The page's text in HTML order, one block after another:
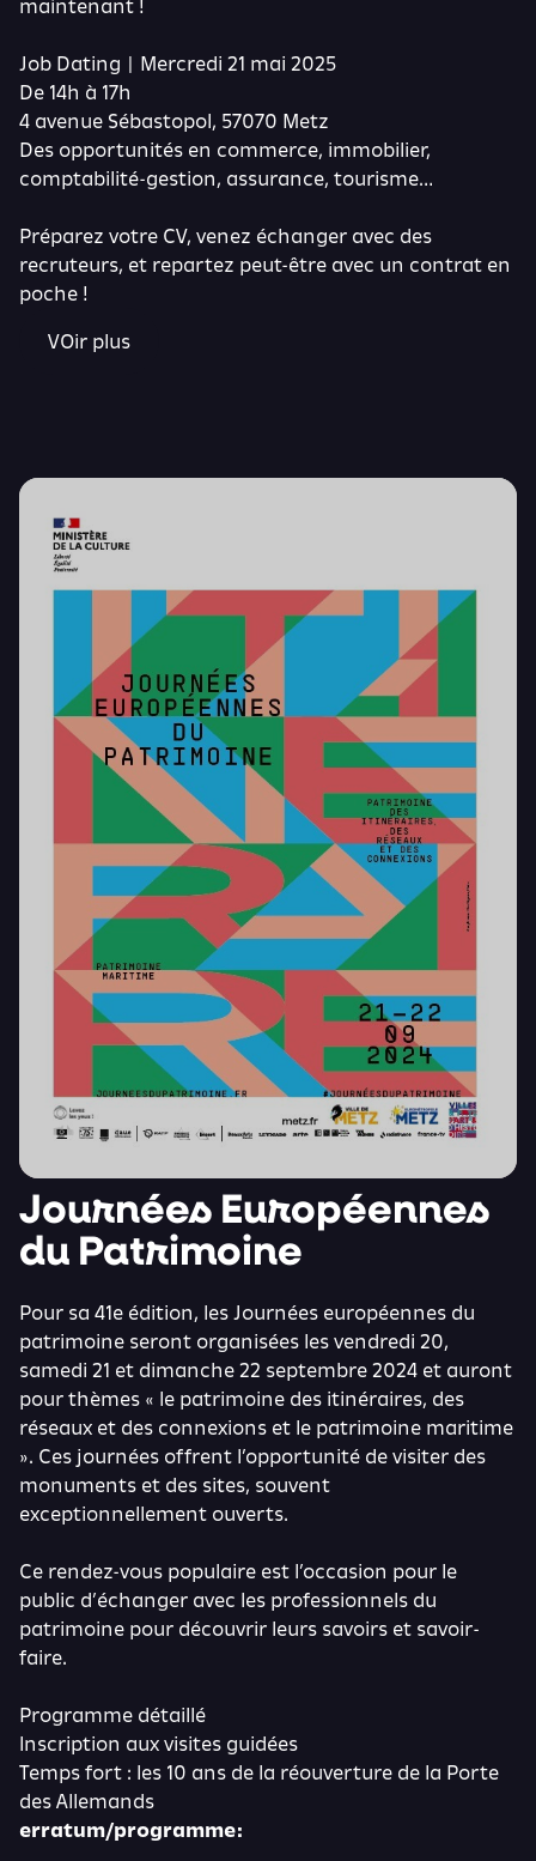
maintenant !
Job Dating | Mercredi 21 mai 2025
De 14h à 17h
4 avenue Sébastopol, 57070 Metz
Des opportunités en commerce, immobilier,
comptabilité-gestion, assurance, tourisme…
Préparez votre CV, venez échanger avec des
recruteurs, et repartez peut-être avec un contrat en
poche !
VOir plus
Journées Européennes
du Patrimoine
Pour sa 41e édition, les Journées européennes du
patrimoine seront organisées les vendredi 20,
samedi 21 et dimanche 22 septembre 2024 et auront
pour thèmes « le patrimoine des itinéraires, des
réseaux et des connexions et le patrimoine maritime
». Ces journées offrent l’opportunité de visiter des
monuments et des sites, souvent
exceptionnellement ouverts.
Ce rendez-vous populaire est l’occasion pour le
public d’échanger avec les professionnels du
patrimoine pour découvrir leurs savoirs et savoir-
faire.
Programme détaillé
lnscription aux visites guidées
Temps fort : les 10 ans de la réouverture de la Porte
des Allemands
erratum/programme: